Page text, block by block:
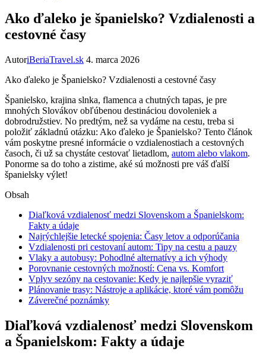
Ako ďaleko je španielsko? Vzdialenosti a
cestovné časy
AutoriBeriaTravel.sk 4. marca 2026
Ako ďaleko je Španielsko? Vzdialenosti a cestovné časy
Španielsko, krajina slnka, flamenca a chutných tapas, je pre
mnohých Slovákov obľúbenou destináciou dovoleniek a
dobrodružstiev. No predtým, než sa vydáme na cestu, treba si
položiť základnú otázku: Ako ďaleko je Španielsko? Tento článok
vám poskytne presné informácie o vzdialenostiach a cestovných
časoch, či už sa chystáte cestovať lietadlom, autom alebo vlakom.
Ponorme sa do toho a zistime, aké sú možnosti pre váš ďalší
španielsky výlet!
Obsah
Diaľková vzdialenosť medzi Slovenskom a Španielskom:
Fakty a údaje
Najrýchlejšie letecké spojenia: Časy letov a odporúčania
Vzdialenosti pri cestovaní autom: Tipy na cestu a pauzy
Vlaky a autobusy: Pohodlné alternatívy a ich výhody
Porovnanie cestovných možností: Cena vs. Komfort
Vplyv sezóny na cestovanie: Kedy je najlepšie vyraziť
Plánovanie trasy: Nástroje a aplikácie, ktoré vám pomôžu
Záverečné poznámky
Diaľková vzdialenosť medzi Slovenskom
a Španielskom: Fakty a údaje